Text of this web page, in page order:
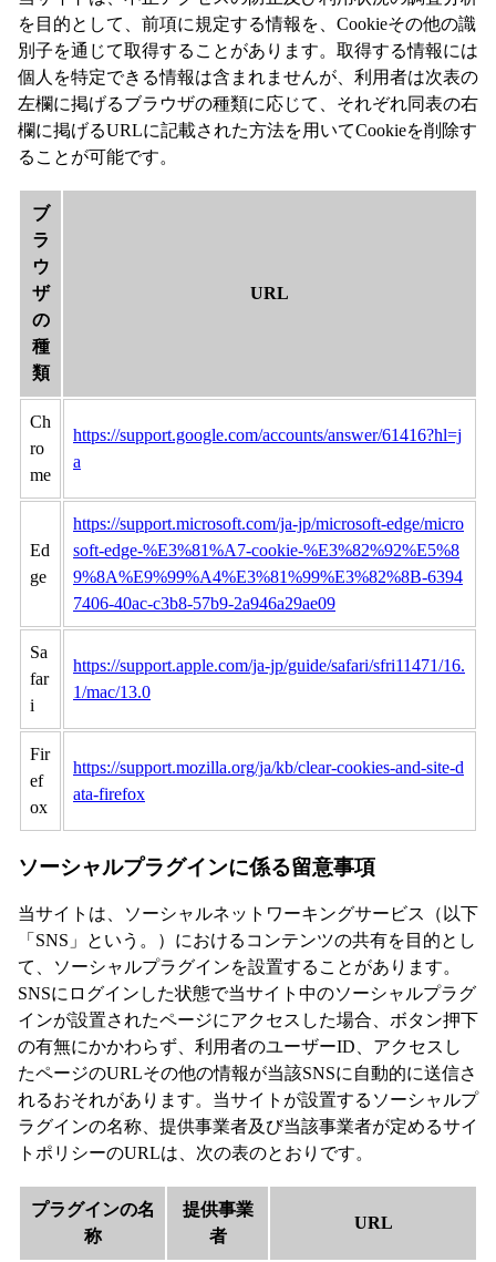
を目的として、前項に規定する情報を、Cookieその他の識
別子を通じて取得することがあります。取得する情報には
個人を特定できる情報は含まれませんが、利用者は次表の
左欄に掲げるブラウザの種類に応じて、それぞれ同表の右
欄に掲げるURLに記載された方法を用いてCookieを削除す
ることが可能です。
ブ
ラ
ウ
ザ
の
種
類
URL
Ch
ro
me
https://support.google.com/accounts/answer/61416?hl=j
a
Ed
ge
https://support.microsoft.com/ja-jp/microsoft-edge/micro
soft-edge-%E3%81%A7-cookie-%E3%82%92%E5%8
9%8A%E9%99%A4%E3%81%99%E3%82%8B-6394
7406-40ac-c3b8-57b9-2a946a29ae09
Sa
far
i
https://support.apple.com/ja-jp/guide/safari/sfri11471/16.
1/mac/13.0
Fir
ef
ox
https://support.mozilla.org/ja/kb/clear-cookies-and-site-d
ata-firefox
ソーシャルプラグインに係る留意事項
当サイトは、ソーシャルネットワーキングサービス（以下
「SNS」という。）におけるコンテンツの共有を目的とし
て、ソーシャルプラグインを設置することがあります。
SNSにログインした状態で当サイト中のソーシャルプラグ
インが設置されたページにアクセスした場合、ボタン押下
の有無にかかわらず、利用者のユーザーID、アクセスし
たページのURLその他の情報が当該SNSに自動的に送信さ
れるおそれがあります。当サイトが設置するソーシャルプ
ラグインの名称、提供事業者及び当該事業者が定めるサイ
トポリシーのURLは、次の表のとおりです。
プラグインの名
称
提供事業
者
URL